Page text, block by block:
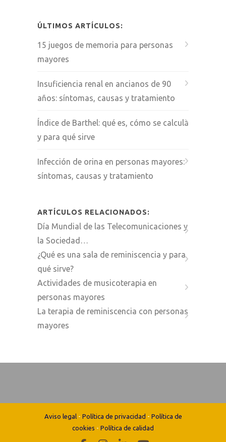
ÚLTIMOS ARTÍCULOS:
15 juegos de memoria para personas
mayores
Insuficiencia renal en ancianos de 90
años: síntomas, causas y tratamiento
Índice de Barthel: qué es, cómo se calcula
y para qué sirve
Infección de orina en personas mayores:
síntomas, causas y tratamiento
ARTÍCULOS RELACIONADOS:
Día Mundial de las Telecomunicaciones y
la Sociedad…
¿Qué es una sala de reminiscencia y para
qué sirve?
Actividades de musicoterapia en
personas mayores
La terapia de reminiscencia con personas
mayores
Aviso legal- Política de privacidad - Política de
cookies - Política de calidad